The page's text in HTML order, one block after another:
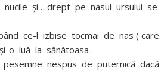
nucile şi… drept pe nasul ursului se
ce-l izbise tocmai de nas ( care
o luă la sănătoasa .
nespus de puternică dacă